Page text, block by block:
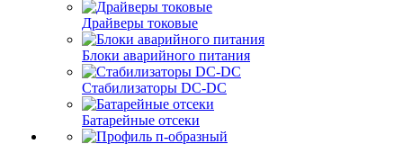
Драйверы токовые
Блоки аварийного питания
Стабилизаторы DC-DC
Батарейные отсеки